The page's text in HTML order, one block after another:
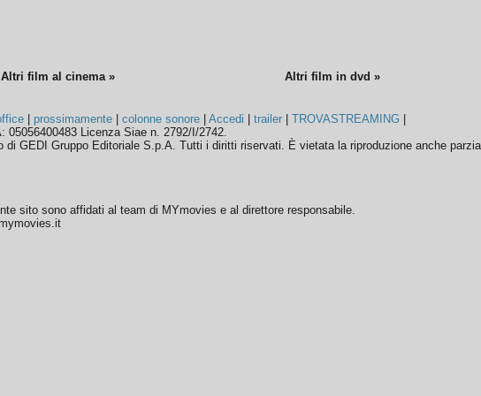
Altri film al cinema » Altri film in dvd »
prossimamente |colonne sonore |Accedi |trailer |TROVASTREAMING
Licenza Siae n. 2792/I/2742.
GEDI Gruppo Editoriale S.p.A. Tutti i diritti riservati. È vietata la riproduzione anche
sito sono affidati al team di MYmovies e al direttore responsabile.